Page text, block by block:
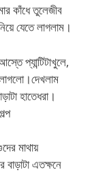
কাঁধে তুলেজীব
যেতে লাগলাম।
প্যান্টিটাখুলে,
হাতেধরা।
মাথায়
এতক্ষনে